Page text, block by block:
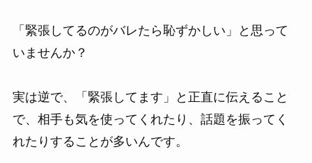
「緊張してるのがバレたら恥ずかしい」と思って
いませんか？
実は逆で、「緊張してます」と正直に伝えること
で、相手も気を使ってくれたり、話題を振ってく
れたりすることが多いんです。